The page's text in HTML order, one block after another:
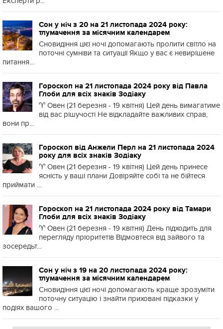
Сон у ніч з 20 на 21 листопада 2024 року:
тлумачення за місячним календарем
Сновидіння цієї ночі допомагають пролити світло на
поточні сумніви та ситуації Якщо у вас є невирішене
питання...
Гороскоп на 21 листопада 2024 року від Павла
Глоби для всіх знаків Зодіаку
♈️ Овен (21 березня - 19 квітня) Цей день вимагатиме
від вас рішучості Не відкладайте важливих справ,
вони пр...
Гороскоп від Анжели Перл на 21 листопада 2024
року для всіх знаків Зодіаку
♈️ Овен (21 березня - 19 квітня) Цей день принесе
ясність у ваші плани Довіряйте собі та не бійтеся
приймати ...
Гороскоп на 21 листопада 2024 року від Тамари
Глоби для всіх знаків Зодіаку
♈️ Овен (21 березня - 19 квітня) День підходить для
перегляду пріоритетів Відмовтеся від зайвого та
зосередьт...
Сон у ніч з 19 на 20 листопада 2024 року:
тлумачення за місячним календарем
Сновидіння цієї ночі допомагають краще зрозуміти
поточну ситуацію і знайти приховані підказки у
подіях вашого ...